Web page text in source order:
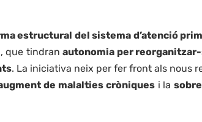
estructural del sistema d’atenció
que tindranautonomia per
. La iniciativa neix per fer front als nous
de malalties cròniquesi la